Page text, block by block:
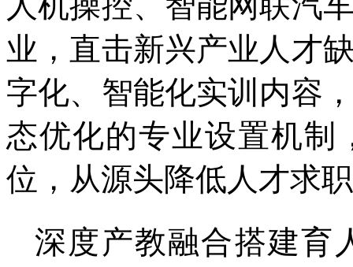
业，直击新兴产业人才
字化、智能化实训内容
态优化的专业设置机制
位，从源头降低人才求
深度产教融合搭建育